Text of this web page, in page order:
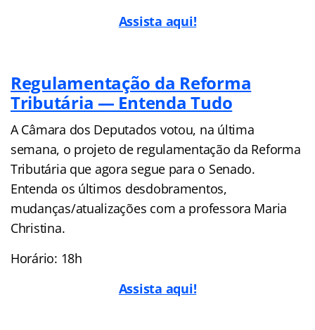
Assista aqui!
Regulamentação da Reforma
Tributária — Entenda Tudo
A Câmara dos Deputados votou, na última
semana, o projeto de regulamentação da Reforma
Tributária que agora segue para o Senado.
Entenda os últimos desdobramentos,
mudanças/atualizações com a professora Maria
Christina.
Horário: 18h
Assista aqui!